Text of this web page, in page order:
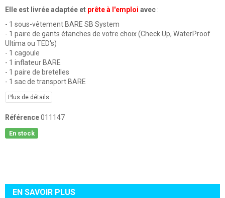
Elle est livrée adaptée et prête à l'emploi avec :
- 1 sous-vêtement BARE SB System
- 1 paire de gants étanches de votre choix (Check Up, WaterProof
Ultima ou TED's)
- 1 cagoule
- 1 inflateur BARE
- 1 paire de bretelles
- 1 sac de transport BARE
Plus de détails
Référence011147
En stock
EN SAVOIR PLUS